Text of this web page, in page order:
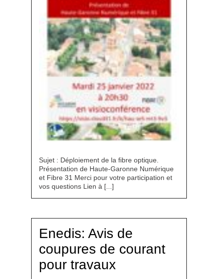
Sujet : Déploiement de la fibre optique.
Présentation de Haute-Garonne Numérique
et Fibre 31 Merci pour votre participation et
vos questions Lien à [...]
Enedis: Avis de
coupures de courant
pour travaux